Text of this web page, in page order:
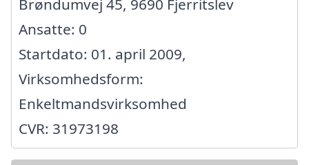
Brøndumvej 45, 9690 Fjerritslev
Ansatte: 0
Startdato: 01. april 2009,
Virksomhedsform:
Enkeltmandsvirksomhed
CVR: 31973198